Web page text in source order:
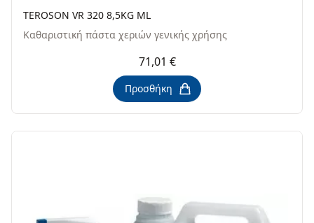
TEROSON VR 320 8,5KG ML
Καθαριστική πάστα χεριών γενικής χρήσης
71,01 €
Προσθήκη